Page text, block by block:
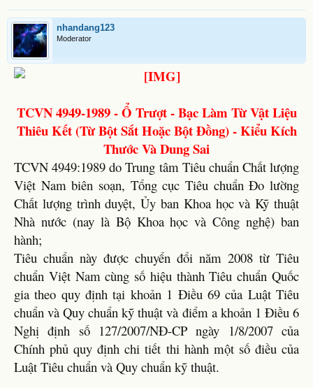
nhandang123
Moderator
TCVN 4949-1989 - Ổ Trượt - Bạc Làm Từ Vật Liệu
Thiêu Kết (Từ Bột Sắt Hoặc Bột Đồng) - Kiểu Kích
Thước Và Dung Sai
TCVN 4949:1989 do Trung tâm Tiêu chuẩn Chất lượng
Việt Nam biên soạn, Tổng cục Tiêu chuẩn Đo lường
Chất lượng trình duyệt, Ủy ban Khoa học và Kỹ thuật
Nhà nước (nay là Bộ Khoa học và Công nghệ) ban
hành;
Tiêu chuẩn này được chuyển đổi năm 2008 từ Tiêu
chuẩn Việt Nam cùng số hiệu thành Tiêu chuẩn Quốc
gia theo quy định tại khoản 1 Điều 69 của Luật Tiêu
chuẩn và Quy chuẩn kỹ thuật và điểm a khoản 1 Điều 6
Nghị định số 127/2007/NĐ-CP ngày 1/8/2007 của
Chính phủ quy định chi tiết thi hành một số điều của
Luật Tiêu chuẩn và Quy chuẩn kỹ thuật.